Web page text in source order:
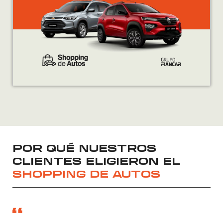
POR QUÉ NUESTROS
CLIENTES ELIGIERON EL
SHOPPING DE AUTOS